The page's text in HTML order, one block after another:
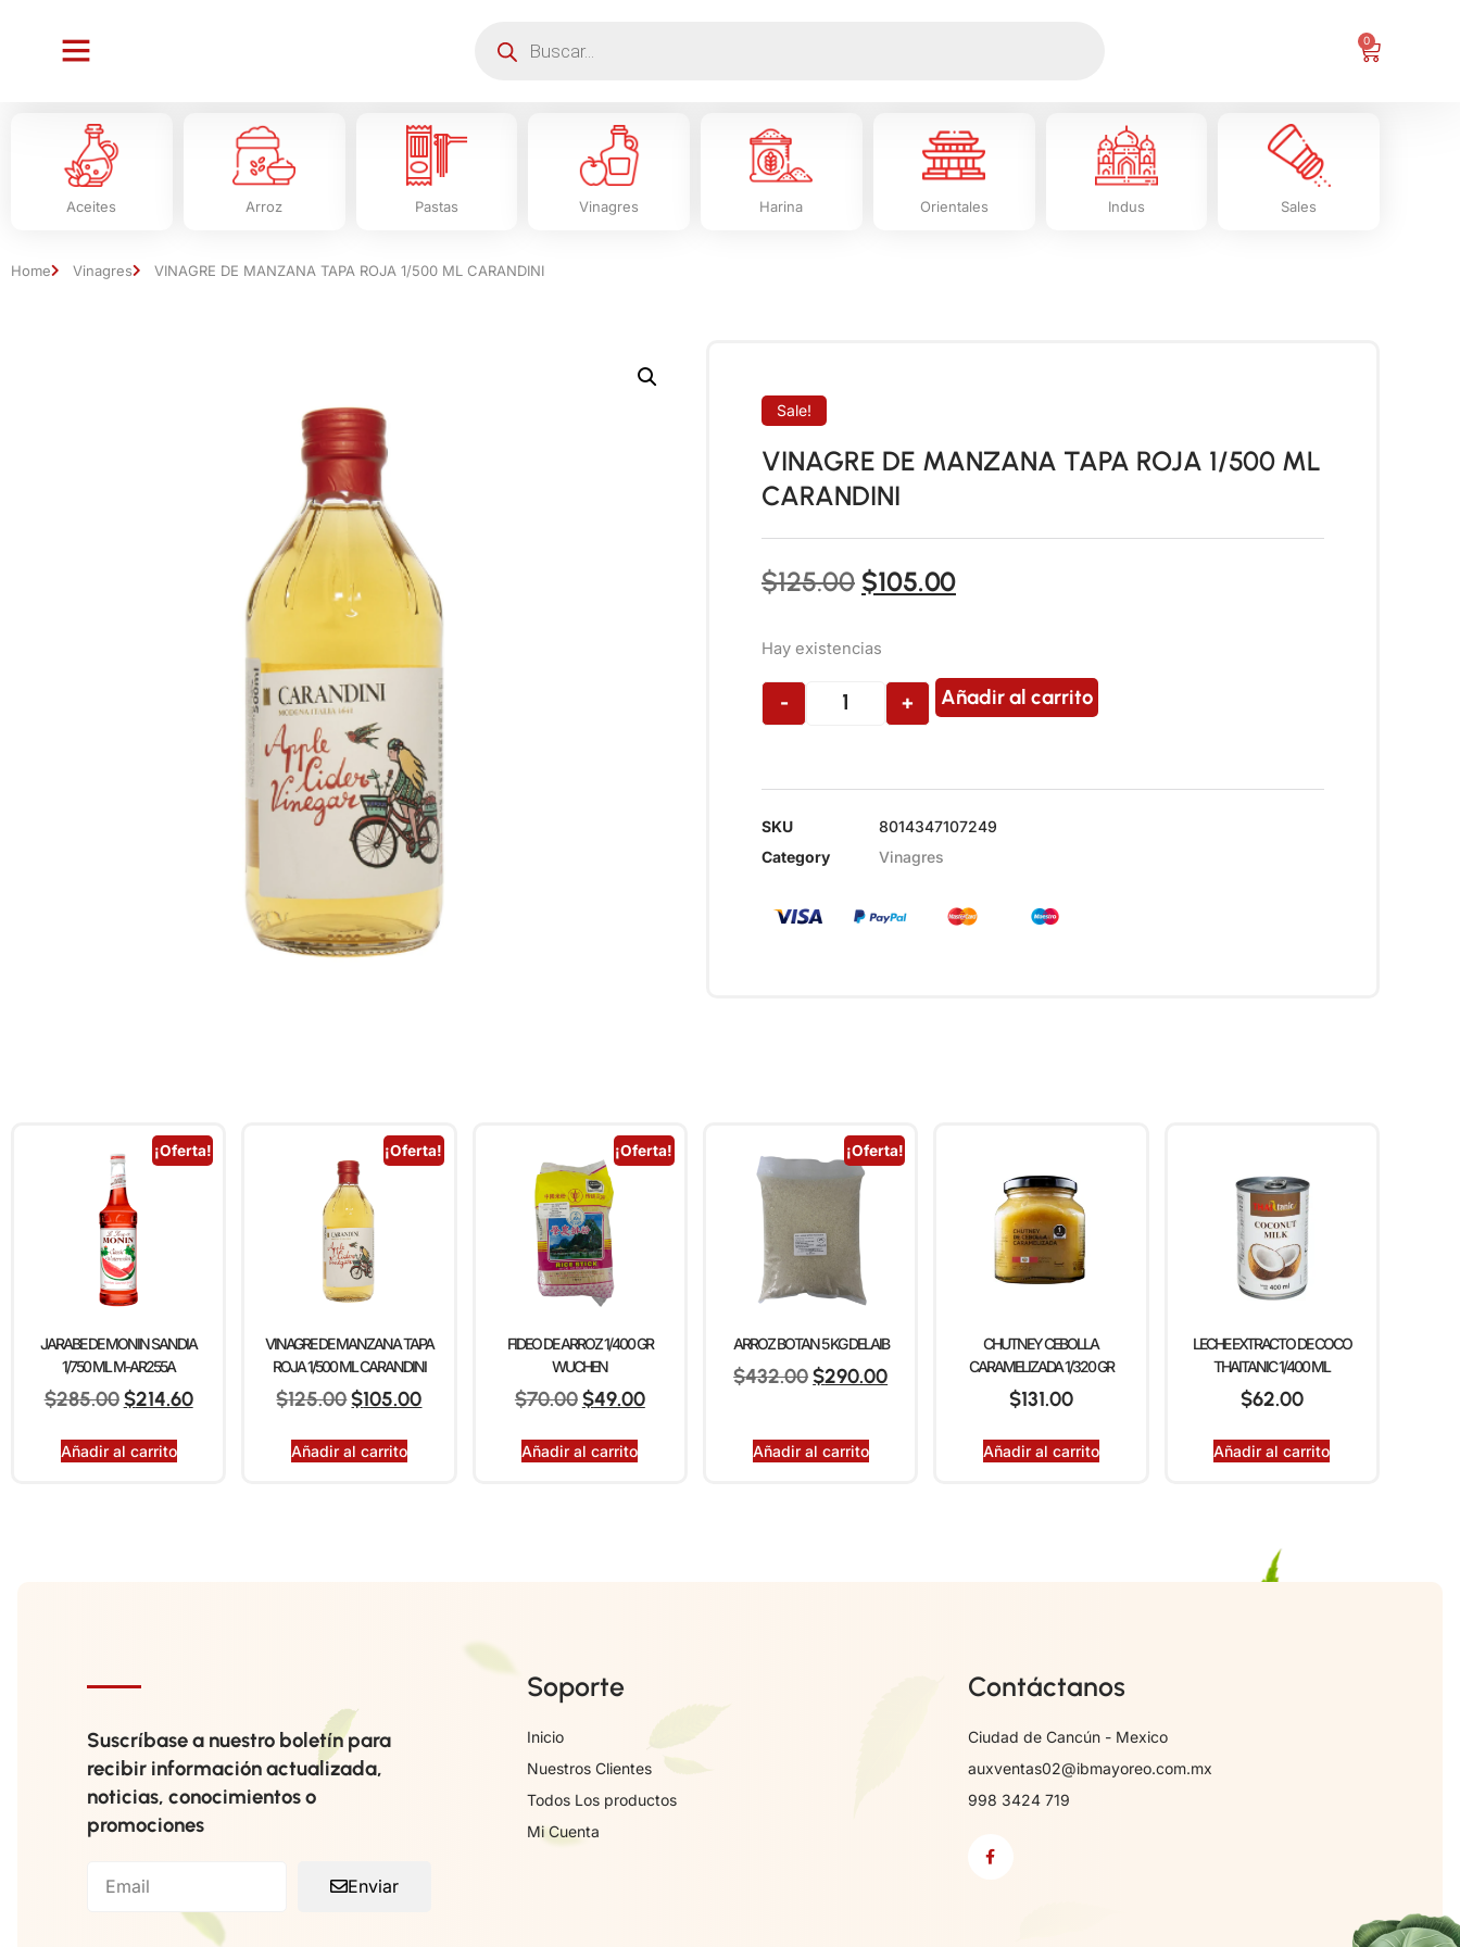
0
Aceites Arroz Pastas Vinagres Harina Orientales Indus Sales
Home Vinagres VINAGRE DE MANZANA TAPA ROJA 1/500 ML CARANDINI
Sale!
VINAGRE DE MANZANA TAPA ROJA 1/500 ML
CARANDINI
$125.00 $105.00
Hay existencias
- + Añadir al carrito
SKU
8014347107249
Category
Vinagres
¡Oferta!
JARABE DE MONIN SANDIA
1/750 ML M-AR255A
$285.00$214.60
Añadir al carrito
¡Oferta!
VINAGRE DE MANZANA TAPA
ROJA 1/500 ML CARANDINI
$125.00$105.00
Añadir al carrito
¡Oferta!
FIDEO DE ARROZ 1/400 GR
WUCHEN
$70.00$49.00
Añadir al carrito
¡Oferta!
ARROZ BOTAN 5 KG DELAIB
$432.00$290.00
Añadir al carrito
CHUTNEY CEBOLLA
CARAMELIZADA 1/320 GR
$131.00
Añadir al carrito
LECHE EXTRACTO DE COCO
THAITANIC 1/400 ML
$62.00
Añadir al carrito
Suscríbase a nuestro boletín para
recibir información actualizada,
noticias, conocimientos o
promociones
Enviar
Soporte
Inicio
Nuestros Clientes
Todos Los productos
Mi Cuenta
Contáctanos
Ciudad de Cancún - Mexico
auxventas02@ibmayoreo.com.mx
998 3424 719